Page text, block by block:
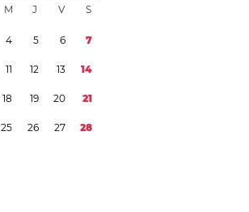
M J V S
4 5 6 7
11 12 13 14
18 19 20 21
25 26 27 28